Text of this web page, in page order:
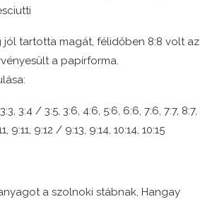
jól tartotta magát, félidőben 8:8 volt az
a papírforma.
3:3, 3:4 / 3:5, 3:6, 4:6, 5:6, 6:6, 7:6, 7:7, 8:7,
9:11, 9:12 / 9:13, 9:14, 10:14, 10:15
a szolnoki stábnak, Hangay